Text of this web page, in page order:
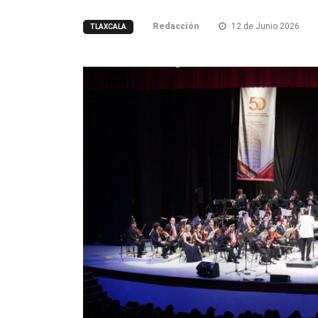
TLAXCALA Redacción 12 de Junio 2026